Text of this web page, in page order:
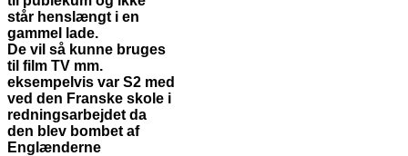
står henslængt i en
gammel lade.
De vil så kunne bruges
til film TV mm.
eksempelvis var S2 med
ved den Franske skole i
redningsarbejdet da
den blev bombet af
Englænderne